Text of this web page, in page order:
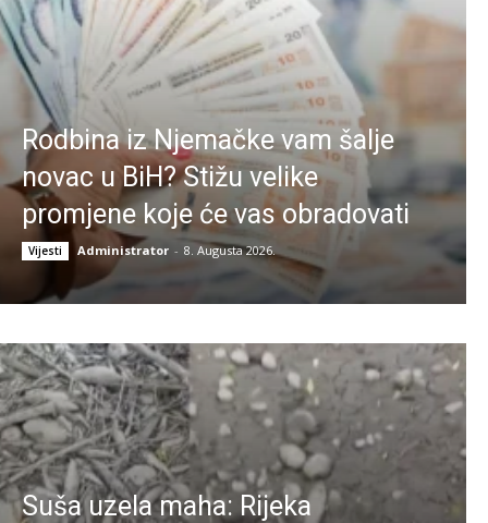
Rodbina iz Njemačke vam šalje
novac u BiH? Stižu velike
promjene koje će vas obradovati
Vijesti Administrator - 8. Augusta 2026.
Suša uzela maha: Rijeka